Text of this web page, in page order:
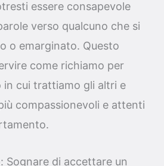
essere consapevole
verso qualcuno che si
o emarginato. Questo
come richiamo per
in cui trattiamo gli altri e
compassionevoli e attenti
Sognare di accettare un